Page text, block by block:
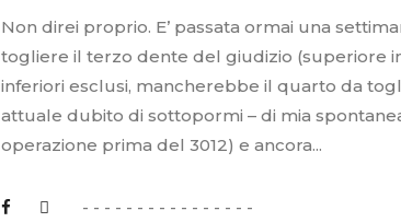
Non direi proprio. E’ passata ormai una
togliere il terzo dente del giudizio (superiore
inferiori esclusi, mancherebbe il quarto da
attuale dubito di sottopormi – di mia
operazione prima del 3012) e ancora...